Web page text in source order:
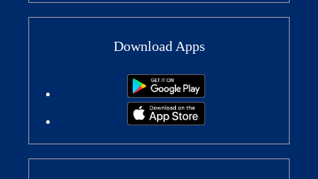
Download Apps